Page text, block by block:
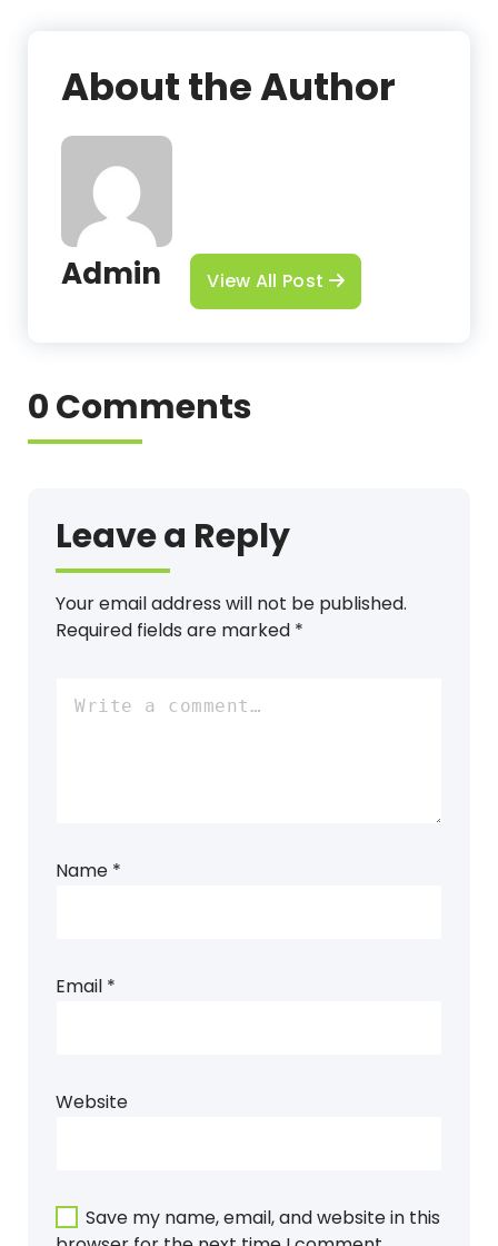
About the Author
Admin View All Post
0 Comments
Leave a Reply
Your email address will not be published.
Required fields are marked *
Name *
Email *
Website
Save my name, email, and website in this